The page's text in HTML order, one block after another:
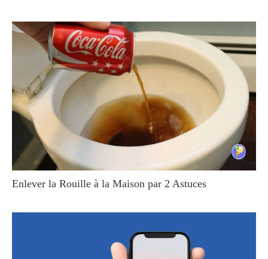
Enlever la Rouille à la Maison par 2 Astuces